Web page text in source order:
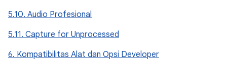
5.10. Audio Profesional
5.11. Capture for Unprocessed
6. Kompatibilitas Alat dan Opsi Developer